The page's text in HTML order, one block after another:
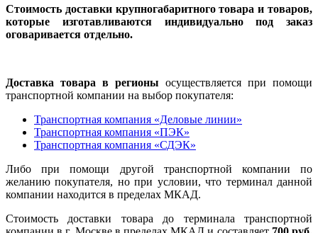
Стоимость доставки крупногабаритного товара и товаров,
которые изготавливаются индивидуально под заказ
оговаривается отдельно.
Доставка товара в регионы осуществляется при помощи
транспортной компании на выбор покупателя:
Транспортная компания «Деловые линии»
Транспортная компания «ПЭК»
Транспортная компания «СДЭК»
Либо при помощи другой транспортной компании по
желанию покупателя, но при условии, что терминал данной
компании находится в пределах МКАД.
Стоимость доставки товара до терминала транспортной